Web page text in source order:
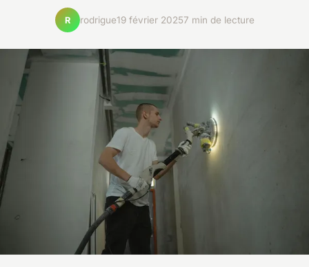
R rodrigue19 février 20257 min de lecture